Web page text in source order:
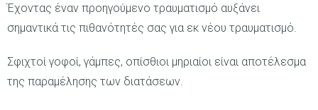
Έχοντας έναν προηγούμενο τραυματισμό αυξάνει
σημαντικά τις πιθανότητές σας για εκ νέου τραυματισμό.
Σφιχτοί γοφοί, γάμπες, οπίσθιοι μηριαίοι είναι αποτέλεσμα
της παραμέλησης των διατάσεων.